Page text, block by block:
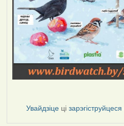
Увайдзіце цізарэгіструйцеся